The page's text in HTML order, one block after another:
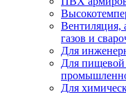
Вентиляция,
газов и
Для
Для пищевой
Для